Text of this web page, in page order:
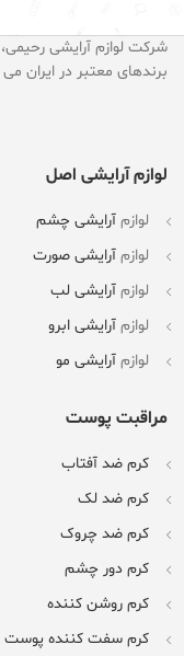
شرکت لوازم آرایشی رحیمی،
برندهای معتبر در ایران
لوازم آرایشی اصل
لوازم آرایشی چشم
لوازم آرایشی صورت
لوازم آرایشی لب
لوازم آرایشی ابرو
لوازم آرایشی مو
مراقبت پوست
کرم ضد آفتاب
کرم ضد لک
کرم ضد چروک
کرم دور چشم
کرم روشن کننده
کرم سفت کننده پوست